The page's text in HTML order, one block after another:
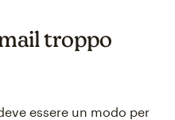
troppo
essere un modo per